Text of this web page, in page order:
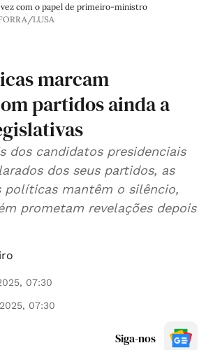
com o papel de primeiro-ministro
LUSA
marcam
partidos ainda a
dos candidatos presidenciais
dos seus partidos, as
políticas mantêm o silêncio,
prometam revelações depois
07:30
07:30
Siga-nos